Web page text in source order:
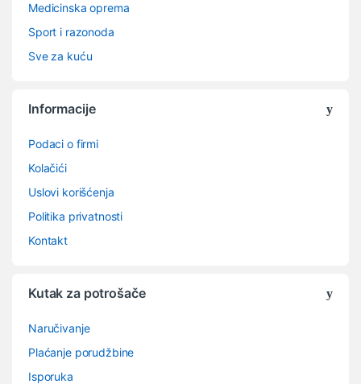
Medicinska oprema
Sport i razonoda
Sve za kuću
Informacije
Podaci o firmi
Kolačići
Uslovi korišćenja
Politika privatnosti
Kontakt
Kutak za potrošače
Naručivanje
Plaćanje porudžbine
Isporuka